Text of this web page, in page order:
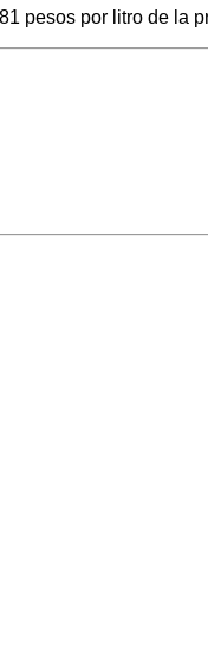
pesos por litro de la